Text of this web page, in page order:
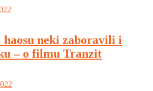
neki zaboravili i
– o filmu Tranzit